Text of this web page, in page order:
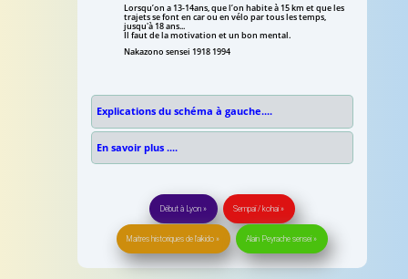
Lorsqu’on a 13-14ans, que l’on habite à 15 km et que les
trajets se font en car ou en vélo par tous les temps,
jusqu'à 18 ans...
Il faut de la motivation et un bon mental.
Nakazono sensei 1918 1994
Explications du schéma à gauche....
En savoir plus ....
Début à Lyon » Sempaï / kohai »
Maitres historiques de l'aïkido » Alain Peyrache sensei »